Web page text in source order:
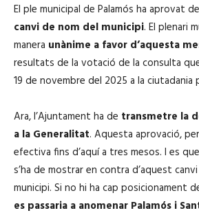
El ple municipal de Palamós ha aprovat
canvi de nom del municipi. El plenari
manera unànime a favor d’aquesta
resultats de la votació de la consulta
19 de novembre del 2025 a la ciutadania
Ara, l’Ajuntament ha de transmetre la
a la Generalitat. Aquesta aprovació,
efectiva fins d’aquí a tres mesos. I es
s’ha de mostrar en contra d’aquest
municipi. Si no hi ha cap posicionament
es passaria a anomenar Palamós i